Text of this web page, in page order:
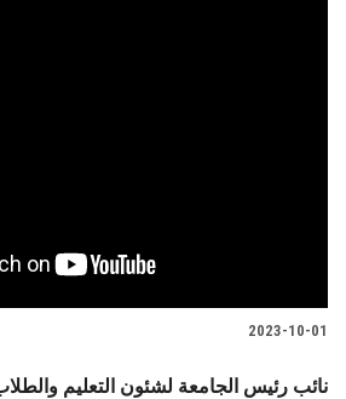
2023-10-01
نائب رئيس الجامعة لشئون التعليم